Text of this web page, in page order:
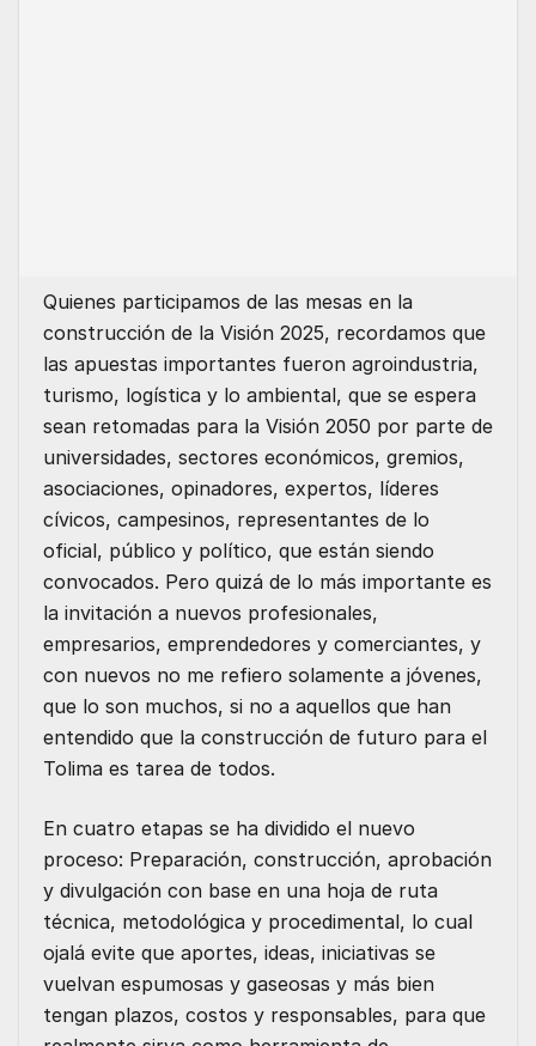
Quienes participamos de las mesas en la
construcción de la Visión 2025, recordamos que
las apuestas importantes fueron agroindustria,
turismo, logística y lo ambiental, que se espera
sean retomadas para la Visión 2050 por parte de
universidades, sectores económicos, gremios,
asociaciones, opinadores, expertos, líderes
cívicos, campesinos, representantes de lo
oficial, público y político, que están siendo
convocados. Pero quizá de lo más importante es
la invitación a nuevos profesionales,
empresarios, emprendedores y comerciantes, y
con nuevos no me refiero solamente a jóvenes,
que lo son muchos, si no a aquellos que han
entendido que la construcción de futuro para el
Tolima es tarea de todos.
En cuatro etapas se ha dividido el nuevo
proceso: Preparación, construcción, aprobación
y divulgación con base en una hoja de ruta
técnica, metodológica y procedimental, lo cual
ojalá evite que aportes, ideas, iniciativas se
vuelvan espumosas y gaseosas y más bien
tengan plazos, costos y responsables, para que